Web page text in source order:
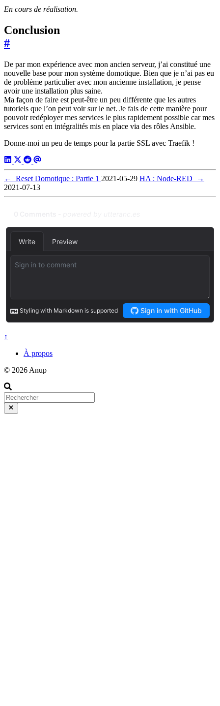
En cours de réalisation.
Conclusion
#
De par mon expérience avec mon ancien serveur, j’ai constitué une
nouvelle base pour mon système domotique. Bien que je n’ai pas eu
de problème particulier avec mon ancienne installation, je pense
avoir une installation plus saine.
Ma façon de faire est peut-être un peu différente que les autres
tutoriels que l’on peut voir sur le net. Je fais de cette manière pour
pouvoir redéployer mes services le plus rapidement possible car mes
services sont en intégralités mis en place via des rôles Ansible.
Donne-moi un peu de temps pour la partie SSL avec Traefik !
← Reset Domotique : Partie 1 2021-05-29 HA : Node-RED
→
2021-07-13
↑
À propos
© 2026 Anup